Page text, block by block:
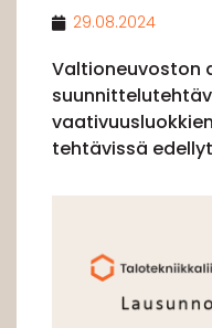
29.08.2024
Valtioneuvoston
tehtävissä